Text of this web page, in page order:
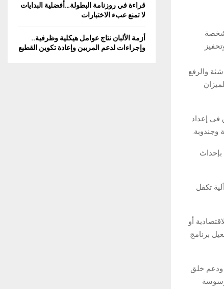
والرفع
في إعداد
وجندوبة.
بإحداث
تكفل
أو
برنامج
ودعم خلق
وسوسة
قراءة في روزنامة البطولة…أفضلية البدايات
لا تمنع عبء الاختبارات
أزمة الألبان نتاج عوامل هيكلية وظرفية..
وإجراءات لدعم المربين وإعادة تكوين القطيع